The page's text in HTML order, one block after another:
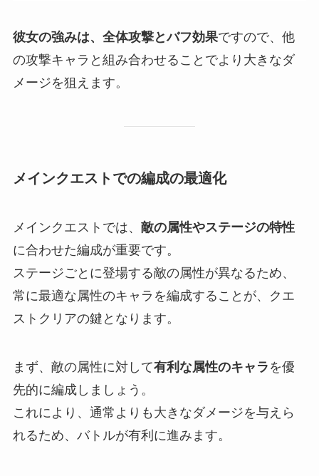
彼女の強みは、全体攻撃とバフ効果ですので、他
の攻撃キャラと組み合わせることでより大きなダ
メージを狙えます。
メインクエストでの編成の最適化
メインクエストでは、 敵の属性やステージの特性
に合わせた編成が重要です。
ステージごとに登場する敵の属性が異なるため、
常に最適な属性のキャラを編成することが、クエ
ストクリアの鍵となります。
まず、敵の属性に対して有利な属性のキャラ を優
先的に編成しましょう。
これにより、通常よりも大きなダメージを与えら
れるため、バトルが有利に進みます。